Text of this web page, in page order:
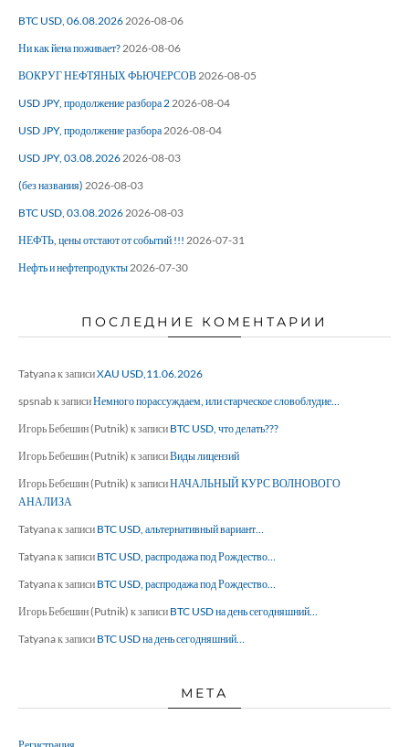
BTC USD, 06.08.20262026-08-06
Ни как йена поживает?2026-08-06
ВОКРУГ НЕФТЯНЫХ ФЬЮЧЕРСОВ2026-08-05
USD JPY, продолжение разбора 22026-08-04
USD JPY, продолжение разбора2026-08-04
USD JPY, 03.08.20262026-08-03
(без названия) 2026-08-03
BTC USD, 03.08.20262026-08-03
НЕФТЬ, цены отстают от событий !!! 2026-07-31
Нефть и нефтепродукты2026-07-30
ПОСЛЕДНИЕ КОМЕНТАРИИ
Tatyanaк записиXAU USD,11.06.2026
spsnabк записиНемного порассуждаем, или старческое словоблудие…
Игорь Бебешин (Putnik) к записи BTC USD, что делать???
Игорь Бебешин (Putnik) к записиВиды лицензий
Игорь Бебешин (Putnik) к записиНАЧАЛЬНЫЙ КУРС ВОЛНОВОГО
АНАЛИЗА
Tatyanaк записи BTC USD, альтернативный вариант…
Tatyanaк записи BTC USD, распродажа под Рождество…
Tatyanaк записи BTC USD, распродажа под Рождество…
Игорь Бебешин (Putnik) к записи BTC USD на день сегодняшний…
Tatyanaк записи BTC USD на день сегодняшний…
МЕТА